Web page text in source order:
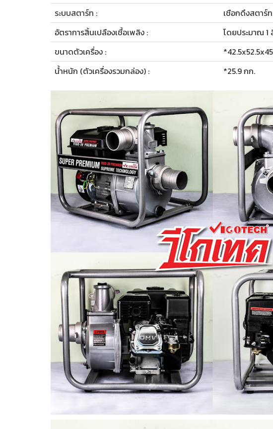
ระบบสตาร์ท :
เชือกดึงสตาร์ท
อัตราการสิ้นเปลืองเชื้อเพลิง :
โดยประมาณ 1
ขนาดตัวเครื่อง :
น้ำหนัก (ตัวเครื่องรวมกล่อง) :
*25.9 กก.